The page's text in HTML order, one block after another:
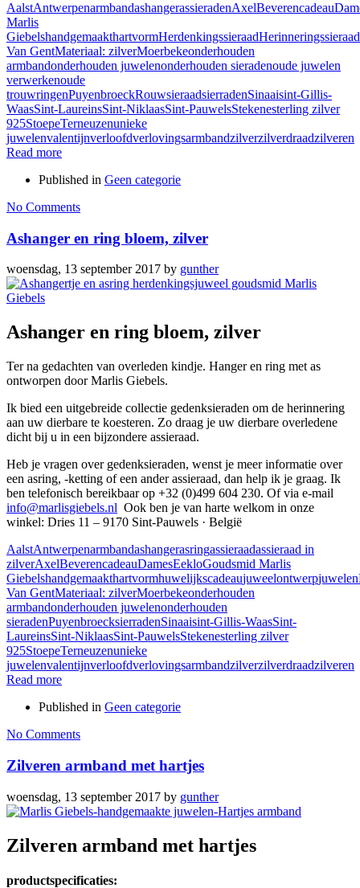
AalstAntwerpenarmbandashangerassieradenAxelBeverencadeau
Marlis
GiebelshandgemaakthartvormHerdenkingssieraadHerinneringssieraad
Van GentMateriaal: zilverMoerbekeonderhouden
armbandonderhouden juwelenonderhouden sieradenoude juwelen
verwerkenoude
trouwringenPuyenbroeckRouwsieraadsierradenSinaaisint-Gillis-
WaasSint-LaureinsSint-NiklaasSint-PauwelsStekenesterling zilver
925StoepeTerneuzenunieke
juwelenvalentijnverloofdverlovingsarmbandzilverzilverdraadzilveren
Read more
Published in Geen categorie
No Comments
Ashanger en ring bloem, zilver
woensdag, 13 september 2017 by gunther
Ashanger en ring bloem, zilver
Ter na gedachten van overleden kindje. Hanger en ring met as
ontworpen door Marlis Giebels.
Ik bied een uitgebreide collectie gedenksieraden om de herinnering
aan uw dierbare te koesteren. Zo draag je uw dierbare overledene
dicht bij u in een bijzondere assieraad.
Heb je vragen over gedenksieraden, wenst je meer informatie over
een asring, -ketting of een ander assieraad, dan help ik je graag. Ik
ben telefonisch bereikbaar op +32 (0)499 604 230. Of via e-mail
info@marlisgiebels.nl Ook ben je van harte welkom in onze
winkel: Dries 11 – 9170 Sint-Pauwels · België
AalstAntwerpenarmbandashangerasringassieraadassieraad in
zilverAxelBeverencadeauDamesEekloGoudsmid Marlis
Giebelshandgemaakthartvormhuwelijkscadeaujuweelontwerpjuwelen
Van GentMateriaal: zilverMoerbekeonderhouden
armbandonderhouden juwelenonderhouden
sieradenPuyenbroecksierradenSinaaisint-Gillis-WaasSint-
LaureinsSint-NiklaasSint-PauwelsStekenesterling zilver
925StoepeTerneuzenunieke
juwelenvalentijnverloofdverlovingsarmbandzilverzilverdraadzilveren
Read more
Published in Geen categorie
No Comments
Zilveren armband met hartjes
woensdag, 13 september 2017 by gunther
Zilveren armband met hartjes
productspecificaties: